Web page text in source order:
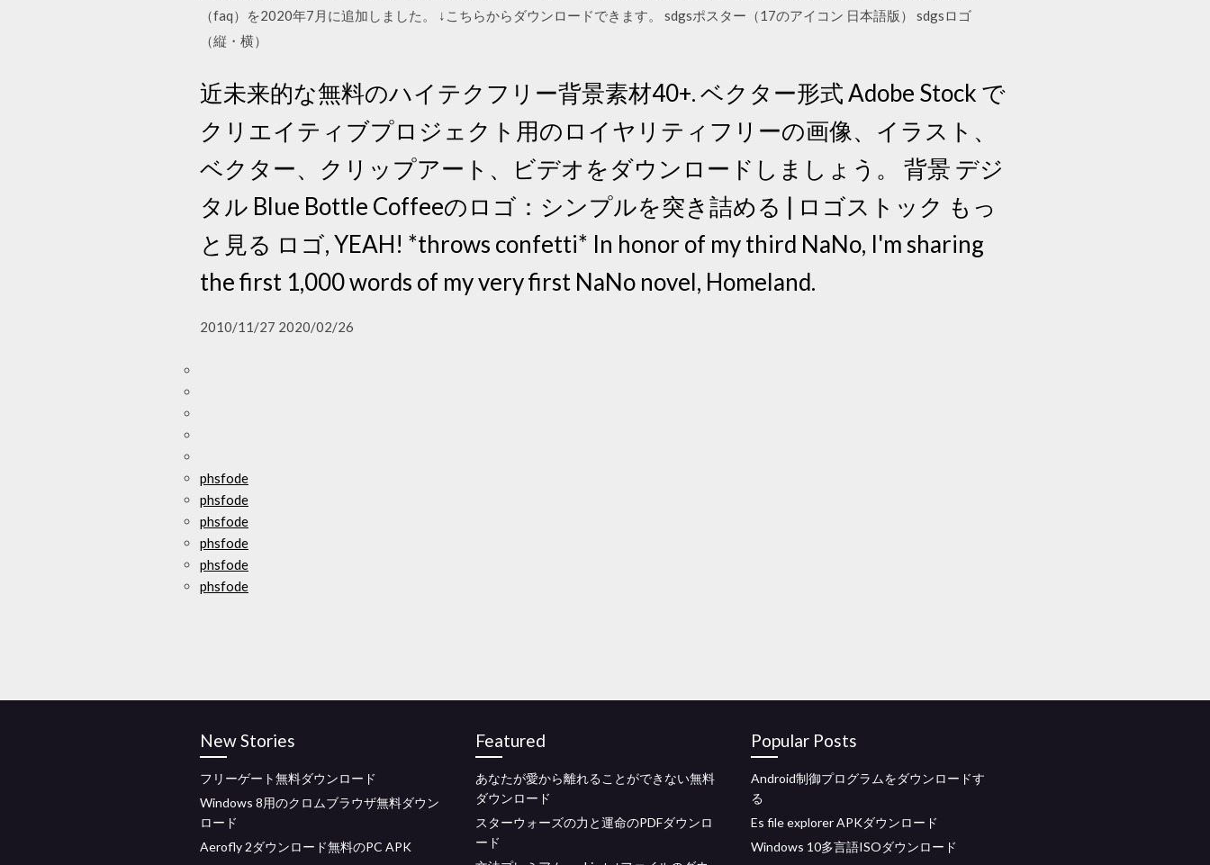
（faq）を2020年7月に追加しました。 ↓こちらからダウンロードできます。 sdgsポスター（17のアイコン 日本語版） sdgsロゴ
（縦・横）
近未来的な無料のハイテクフリー背景素材40+. ベクター形式 Adobe Stock で
クリエイティブプロジェクト用のロイヤリティフリーの画像、イラスト、
ベクター、クリップアート、ビデオをダウンロードしましょう。 背景 デジ
タル Blue Bottle Coffeeのロゴ：シンプルを突き詰める | ロゴストック もっ
と見る ロゴ, YEAH! *throws confetti* In honor of my third NaNo, I'm sharing
the first 1,000 words of my very first NaNo novel, Homeland.
2010/11/27 2020/02/26
phsfode
phsfode
phsfode
phsfode
phsfode
phsfode
New Stories
フリーゲート無料ダウンロード
Windows 8用のクロムブラウザ無料ダウン
ロード
Aerofly 2ダウンロード無料のPC APK
Featured
あなたが愛から離れることができない無料
ダウンロード
スターウォーズの力と運命のPDFダウンロ
ード
Popular Posts
Android制御プログラムをダウンロードす
る
Es file explorer APKダウンロード
Windows 10多言語ISOダウンロード